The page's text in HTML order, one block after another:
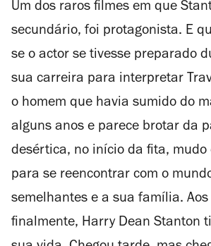
Um dos raros filmes em que
secundário, foi protagonista. E
se o actor se tivesse preparado
sua carreira para interpretar
o homem que havia sumido do
alguns anos e parece brotar da
desértica, no início da fita, mudo
para se reencontrar com o
semelhantes e a sua família.
finalmente, Harry Dean Stanton